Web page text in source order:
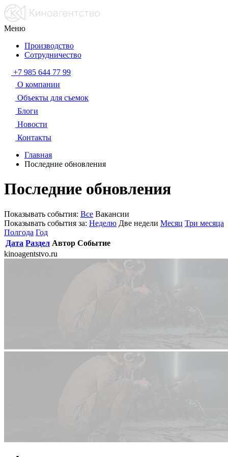
Меню
Производство
Сотрудничество
+7 985 644 77 99
О компании
Объекты для съемок
Блоги
Новости
Контакты
Главная
Последние обновления
Последние обновления
Показывать события: Все Вакансии
Показывать события за: Неделю Две недели Месяц Три месяца
Полгода Год
Дата Раздел Автор Событие
kinoagentstvo.ru